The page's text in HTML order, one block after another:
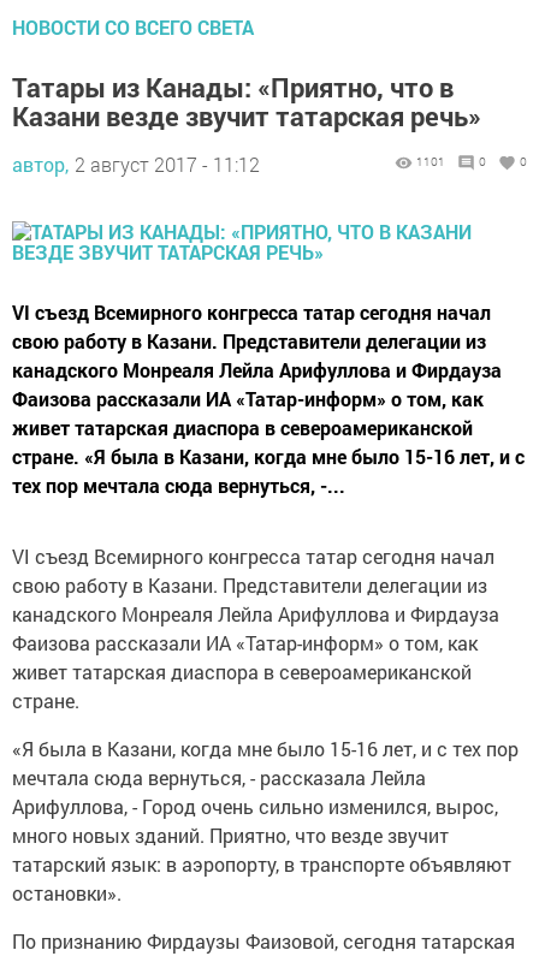
НОВОСТИ СО ВСЕГО СВЕТА
Татары из Канады: «Приятно, что в
Казани везде звучит татарская речь»
автор, 2 август 2017 - 11:12 1101 0 0
VI съезд Всемирного конгресса татар сегодня начал
свою работу в Казани. Представители делегации из
канадского Монреаля Лейла Арифуллова и Фирдауза
Фаизова рассказали ИА «Татар-информ» о том, как
живет татарская диаспора в североамериканской
стране. «Я была в Казани, когда мне было 15-16 лет, и с
тех пор мечтала сюда вернуться, -...
VI съезд Всемирного конгресса татар сегодня начал
свою работу в Казани. Представители делегации из
канадского Монреаля Лейла Арифуллова и Фирдауза
Фаизова рассказали ИА «Татар-информ» о том, как
живет татарская диаспора в североамериканской
стране.
«Я была в Казани, когда мне было 15-16 лет, и с тех пор
мечтала сюда вернуться, - рассказала Лейла
Арифуллова, - Город очень сильно изменился, вырос,
много новых зданий. Приятно, что везде звучит
татарский язык: в аэропорту, в транспорте объявляют
остановки».
По признанию Фирдаузы Фаизовой, сегодня татарская